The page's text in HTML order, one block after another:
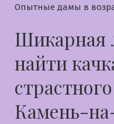
Опытные дамы в
Шикарная
найти
Камень-